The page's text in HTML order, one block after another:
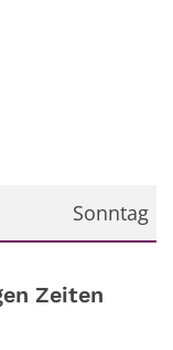
Sonntag
Zeiten